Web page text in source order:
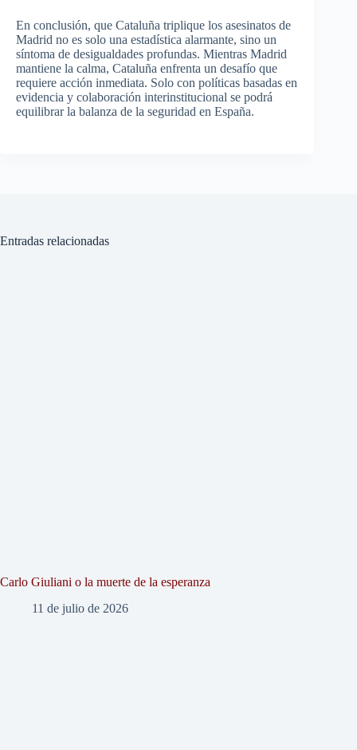
En conclusión, que Cataluña triplique los asesinatos de
Madrid no es solo una estadística alarmante, sino un
síntoma de desigualdades profundas. Mientras Madrid
mantiene la calma, Cataluña enfrenta un desafío que
requiere acción inmediata. Solo con políticas basadas en
evidencia y colaboración interinstitucional se podrá
equilibrar la balanza de la seguridad en España.
Entradas relacionadas
Carlo Giuliani o la muerte de la esperanza
11 de julio de 2026